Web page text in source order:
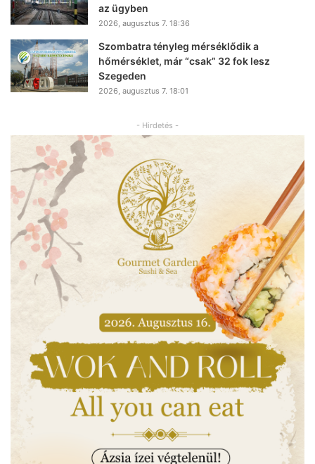
az ügyben
2026, augusztus 7. 18:36
Szombatra tényleg mérséklődik a
hőmérséklet, már “csak” 32 fok lesz
Szegeden
2026, augusztus 7. 18:01
- Hirdetés -